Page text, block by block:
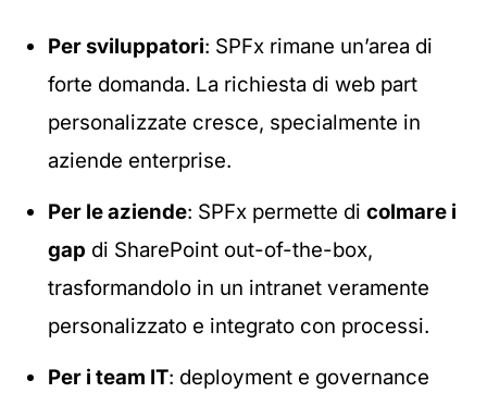
Per sviluppatori: SPFx rimane un’area di
forte domanda. La richiesta di web part
personalizzate cresce, specialmente in
aziende enterprise.
Per le aziende: SPFx permette dicolmare i
gap di SharePoint out-of-the-box,
trasformandolo in un intranet veramente
personalizzato e integrato con processi.
Per i team IT: deployment e governance